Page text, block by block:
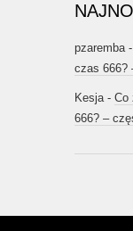
pzaremba-
czas 666?
Kesja- Co
666? –